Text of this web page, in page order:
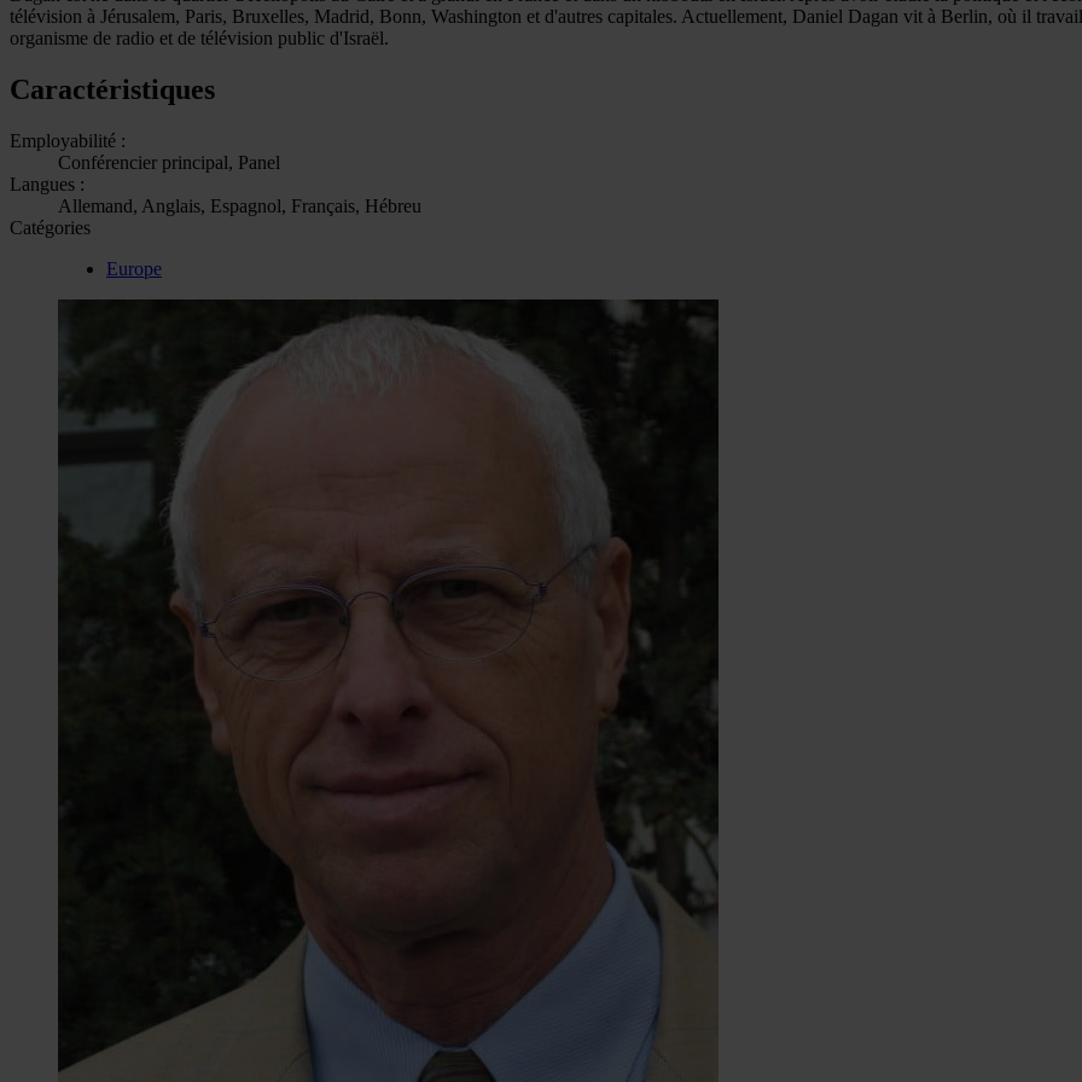
télévision à Jérusalem, Paris, Bruxelles, Madrid, Bonn, Washington et d'autres capitales. Actuellement, Daniel Dagan vit à Berlin, où il
organisme de radio et de télévision public d'Israël.
Caractéristiques
Employabilité :
Conférencier principal, Panel
Langues :
Allemand, Anglais, Espagnol, Français, Hébreu
Catégories
Europe